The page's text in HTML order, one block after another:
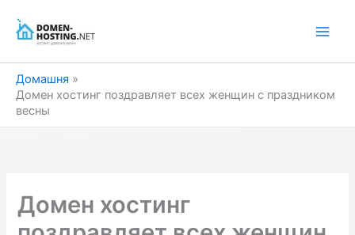
Домашня
Домен хостинг поздравляет всех женщин с праздником
весны
Домен хостинг